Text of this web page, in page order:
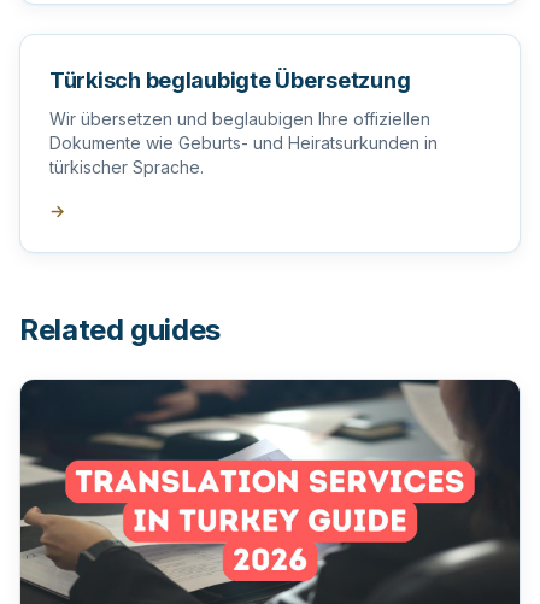
Türkisch beglaubigte Übersetzung
Wir übersetzen und beglaubigen Ihre offiziellen
Dokumente wie Geburts- und Heiratsurkunden in
türkischer Sprache.
→
Related guides